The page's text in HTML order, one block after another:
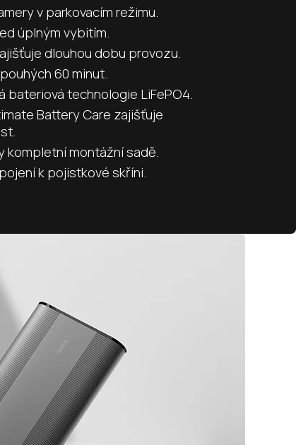
v parkovacím režimu.
úplným vybitím.
dlouhou dobu provozu.
60 minut.
bateriová technologie LiFePO4.
Battery Care zajišťuje
kompletní montážní sadě.
k pojistkové skříni.